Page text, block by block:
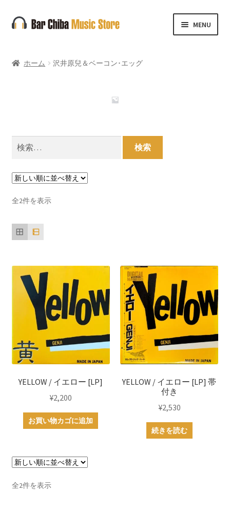
ナ
ビ
ー
キ
ッ
コ
ン
ン
プ
MENU
ホーム 沢井原兒＆ベーコン･エッグ
検
索:
全2件を表示新
YELLOW / イエロー [LP]
¥2,200
お買い物カゴに追加
YELLOW / イエロー [LP] 帯
付き
¥2,530
続きを読む
全2件を表示新